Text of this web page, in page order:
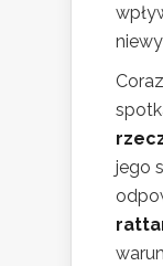
jego